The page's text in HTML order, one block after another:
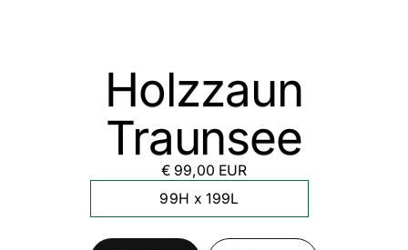
Holzzaun
Traunsee
€ 99,00 EUR
99H x 199L